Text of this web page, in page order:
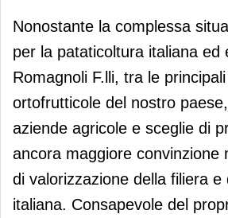
Nonostante la complessa
per la pataticoltura italiana ed
Romagnoli F.lli, tra le
ortofrutticole del nostro
aziende agricole e sceglie di
ancora maggiore convinzione
di valorizzazione della filiera e
italiana. Consapevole del